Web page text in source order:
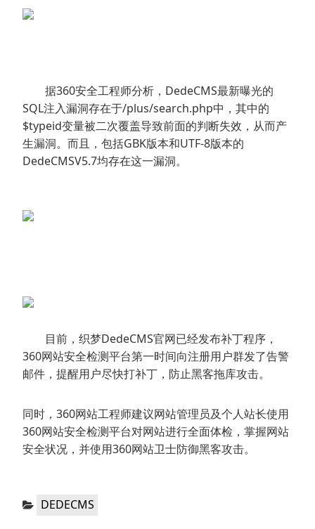
据360安全工程师分析，DedeCMS最新曝光的
SQL注入漏洞存在于/plus/search.php中，其中的
$typeid变量被二次覆盖导致前面的判断失效，从而产
生漏洞。而且，包括GBK版本和UTF-8版本的
DedeCMSV5.7均存在这一漏洞。
目前，织梦DedeCMS官网已经发布补丁程序，
360网站安全检测平台第一时间向注册用户群发了告警
邮件，提醒用户尽快打补丁，防止黑客拖库攻击。
同时，360网站工程师建议网站管理员及个人站长使用
360网站安全检测平台对网站进行全面体检，掌握网站
安全状况，并使用360网站卫士防御黑客攻击。
分
DEDECMS